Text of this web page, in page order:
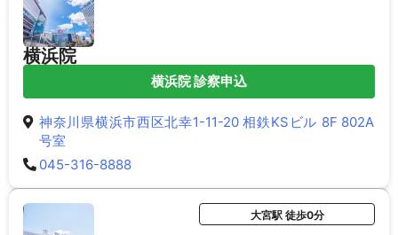
横浜院
横浜院 診察申込
神奈川県横浜市西区北幸1-11-20 相鉄KSビル 8F 802A
号室
045-316-8888
大宮駅 徒歩0分